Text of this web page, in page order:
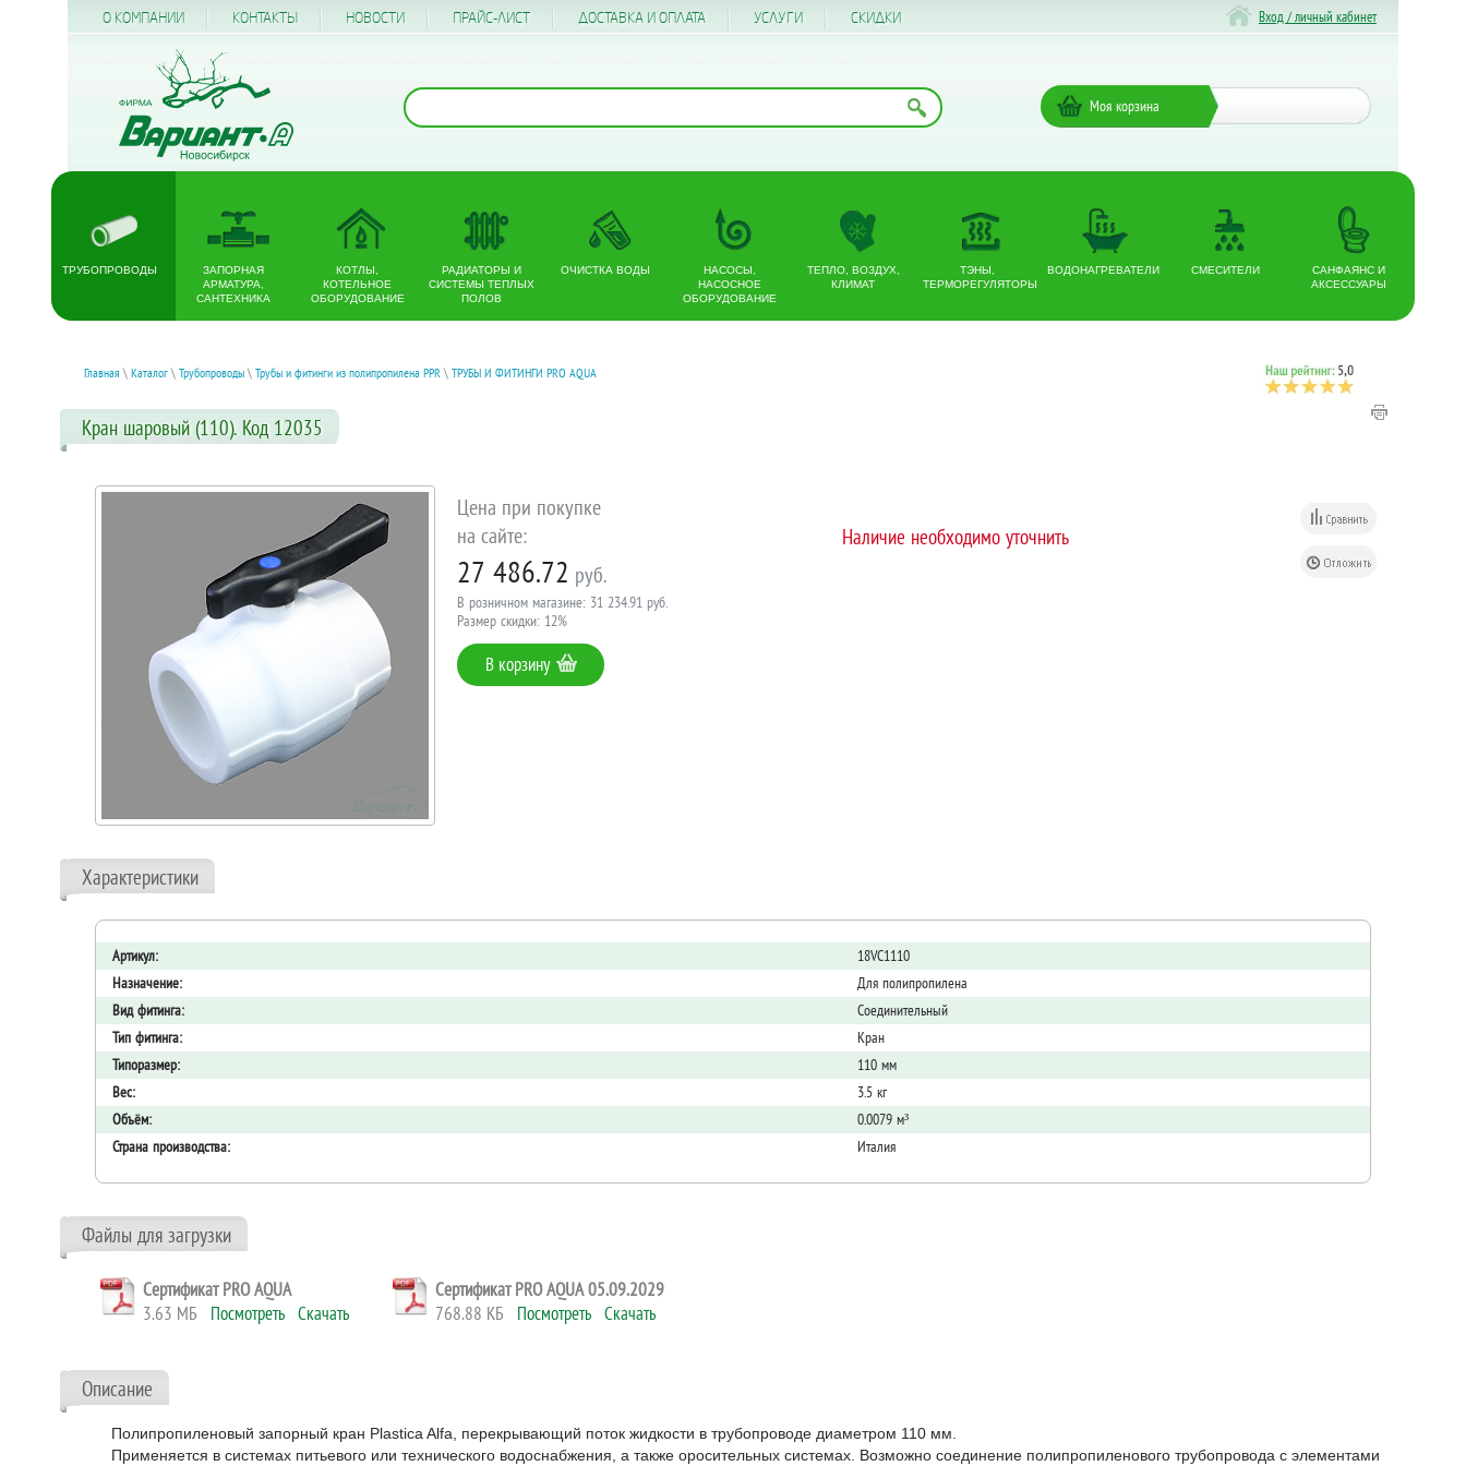
О КОМПАНИИ КОНТАКТЫ НОВОСТИ ПРАЙС-ЛИСТ ДОСТАВКА И ОПЛАТА УСЛУГИ CКИДКИ Вход / личный кабинет
Моя корзина
ТРУБОПРОВОДЫ
ЗАПОРНАЯ
АРМАТУРА,
САНТЕХНИКА
КОТЛЫ,
КОТЕЛЬНОЕ
ОБОРУДОВАНИЕ
РАДИАТОРЫ И
СИСТЕМЫ ТЕПЛЫХ
ПОЛОВ
ОЧИСТКА ВОДЫ
НАСОСЫ,
НАСОСНОЕ
ОБОРУДОВАНИЕ
ТЕПЛО, ВОЗДУХ,
КЛИМАТ
ТЭНЫ,
ТЕРМОРЕГУЛЯТОРЫ
ВОДОНАГРЕВАТЕЛИ СМЕСИТЕЛИ
САНФАЯНС И
АКСЕССУАРЫ
Главная \ Каталог \ Трубопроводы \ Трубы и фитинги из полипропилена PPR \ ТРУБЫ И ФИТИНГИ PRO AQUA
Кран шаровый (110). Код 12035
Наличие необходимо уточнить
Цена при покупке
на сайте:
27 486.72 руб.
В розничном магазине: 31 234.91 руб.
Размер скидки: 12%
В корзину
Характеристики
Артикул:
18VC1110
Назначение:
Для полипропилена
Вид фитинга:
Соединительный
Тип фитинга:
Кран
Типоразмер:
110 мм
Вес:
3.5 кг
Объём:
0.0079 м³
Страна производства:
Италия
Файлы для загрузки
Сертификат PRO AQUA
3.63 МБ Посмотреть Скачать
Сертификат PRO AQUA 05.09.2029
768.88 КБ Посмотреть Скачать
Описание
Полипропиленовый запорный кран Plastica Alfa, перекрывающий поток жидкости в трубопроводе диаметром 110 мм.
Применяется в системах питьевого или технического водоснабжения, а также оросительных системах. Возможно соединение полипропиленового трубопровода с элементами